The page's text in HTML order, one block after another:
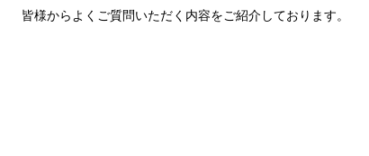
皆様からよくご質問いただく内容をご紹介しております。